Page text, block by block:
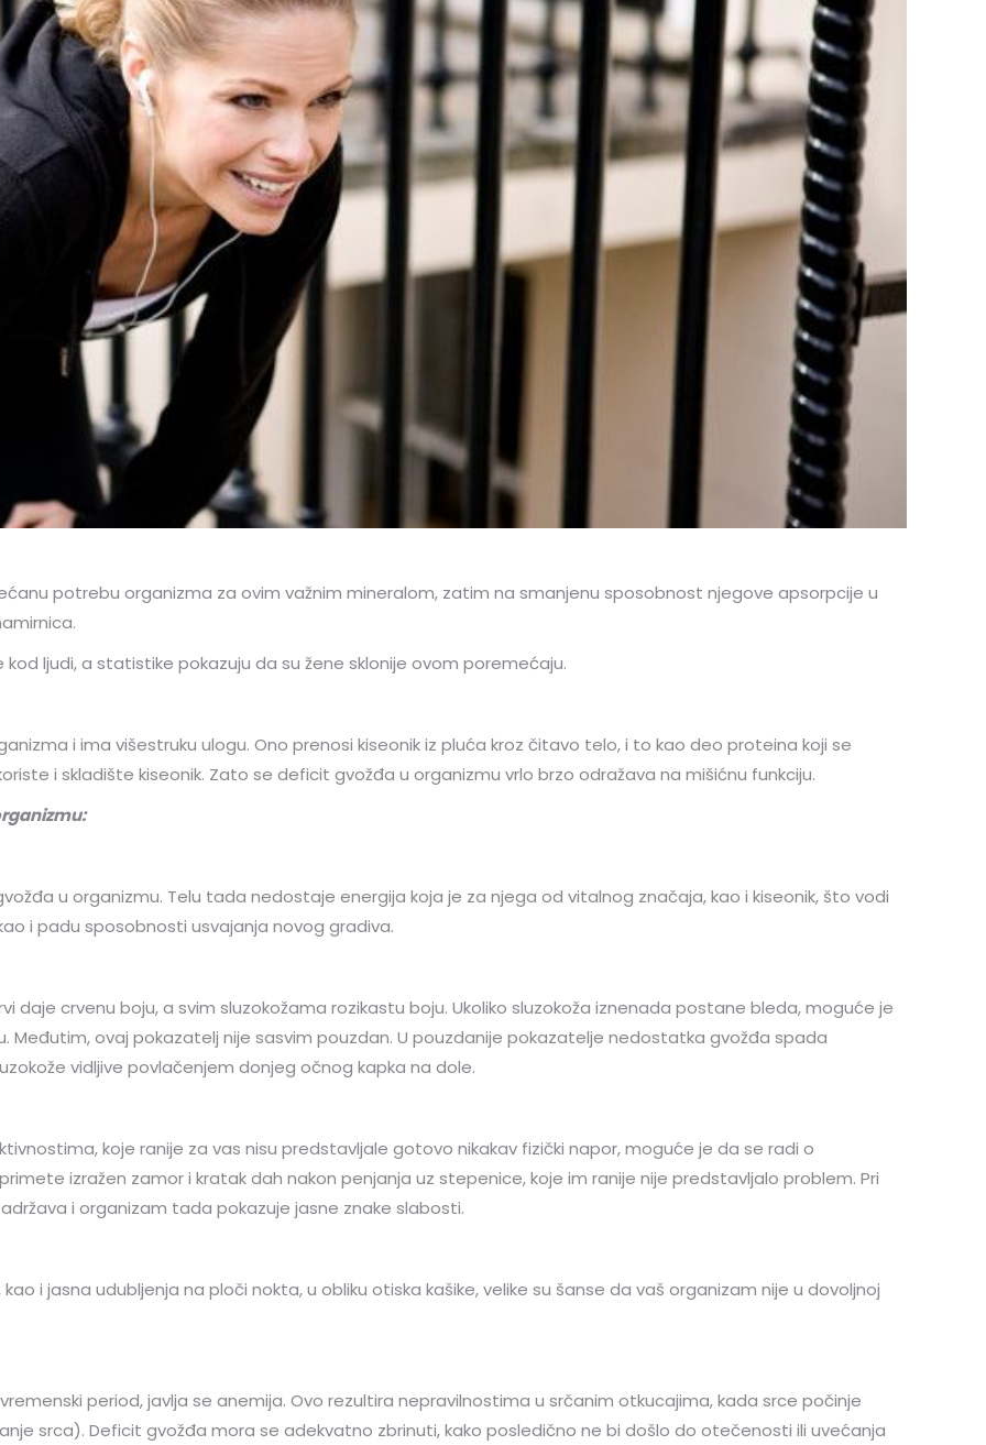
potrebu organizma za ovim važnim mineralom, zatim na smanjenu sposobnost njegove apsorpcije u
ljudi, a statistike pokazuju da su žene sklonije ovom poremećaju.
i ima višestruku ulogu. Ono prenosi kiseonik iz pluća kroz čitavo telo, i to kao deo proteina koji se
i skladište kiseonik. Zato se deficit gvožđa u organizmu vrlo brzo odražava na mišićnu funkciju.
u organizmu. Telu tada nedostaje energija koja je za njega od vitalnog značaja, kao i kiseonik, što vodi
i padu sposobnosti usvajanja novog gradiva.
daje crvenu boju, a svim sluzokožama rozikastu boju. Ukoliko sluzokoža iznenada postane bleda, moguće je
Međutim, ovaj pokazatelj nije sasvim pouzdan. U pouzdanije pokazatelje nedostatka gvožđa spada
vidljive povlačenjem donjeg očnog kapka na dole.
koje ranije za vas nisu predstavljale gotovo nikakav fizički napor, moguće je da se radi o
izražen zamor i kratak dah nakon penjanja uz stepenice, koje im ranije nije predstavljalo problem. Pri
i organizam tada pokazuje jasne znake slabosti.
i jasna udubljenja na ploči nokta, u obliku otiska kašike, velike su šanse da vaš organizam nije u dovoljnoj
period, javlja se anemija. Ovo rezultira nepravilnostima u srčanim otkucajima, kada srce počinje
srca). Deficit gvožđa mora se adekvatno zbrinuti, kako posledično ne bi došlo do otečenosti ili uvećanja